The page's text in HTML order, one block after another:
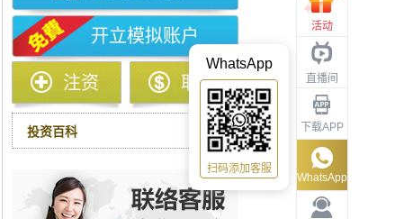
活动
直播间
下载APP
WhatsApp
WhatsApp
扫码添加客服
开立模拟账户
注资 取款
投资百科